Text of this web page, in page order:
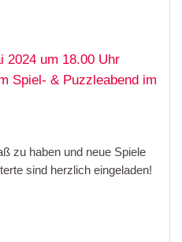
2024 um 18.00 Uhr
Spiel- & Puzzleabend im
zu haben und neue Spiele
sind herzlich eingeladen!